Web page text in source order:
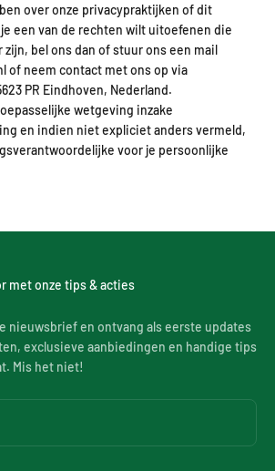
over onze privacypraktijken of dit
een van de rechten wilt uitoefenen die
zijn, bel ons dan of stuur ons een mail
of neem contact met ons op via
PR Eindhoven, Nederland.
wetgeving inzake
en indien niet expliciet anders vermeld,
voor je persoonlijke
met onze tips & acties
nieuwsbrief en ontvang als eerste updates
exclusieve aanbiedingen en handige tips
Mis het niet!